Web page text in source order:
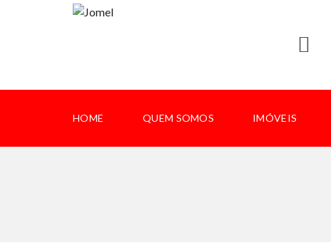
HOME QUEM SOMOS IMÓVEIS